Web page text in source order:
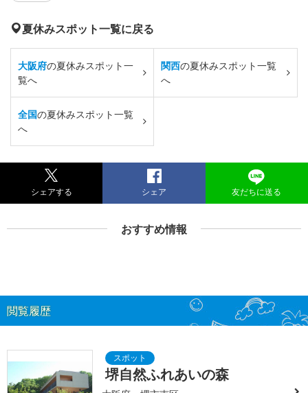
夏休みスポット一覧に戻る
大阪府の夏休みスポット一
覧へ
関西の夏休みスポット一覧
へ
全国の夏休みスポット一覧
へ
シェアする シェア 友だちに送る
おすすめ情報
閲覧履歴
堺自然ふれあいの森